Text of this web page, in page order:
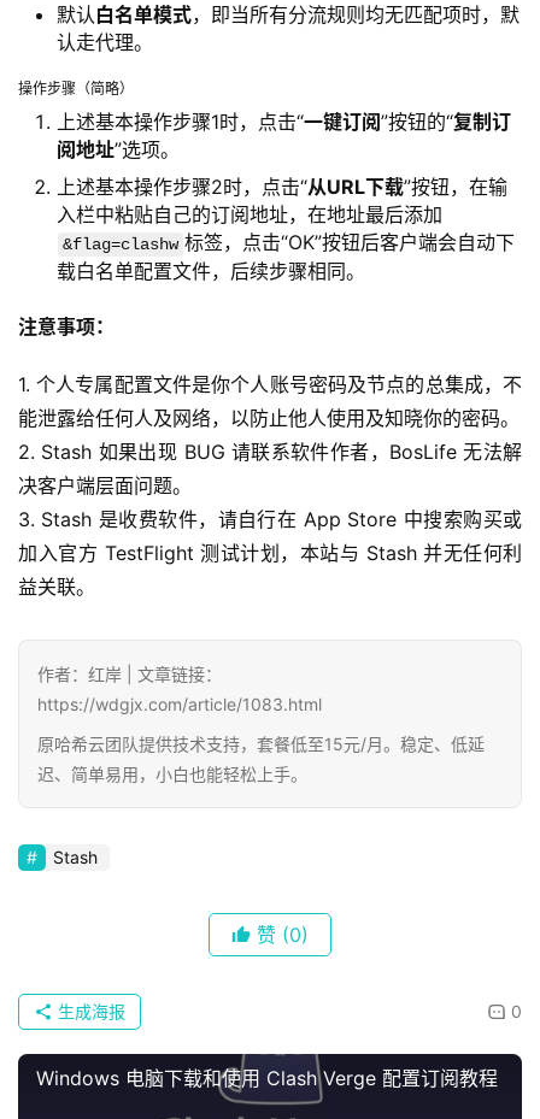
默认 白名单模式，即当所有分流规则均无匹配项时，默
认走代理。
操作步骤（简略）
上述基本操作步骤1时，点击“一键订阅”按钮的“复制订
阅地址”选项。
上述基本操作步骤2时，点击“从URL下载”按钮，在输
入栏中粘贴自己的订阅地址，在地址最后添加
&flag=clashw 标签，点击“OK”按钮后客户端会自动下
载白名单配置文件，后续步骤相同。
注意事项：
1. 个人专属配置文件是你个人账号密码及节点的总集成，不
能泄露给任何人及网络，以防止他人使用及知晓你的密码。
2. Stash 如果出现 BUG 请联系软件作者，BosLife 无法解
决客户端层面问题。
3. Stash 是收费软件，请自行在 App Store 中搜索购买或
加入官方 TestFlight 测试计划，本站与 Stash 并无任何利
益关联。
作者：红岸 | 文章链接：
https://wdgjx.com/article/1083.html
原哈希云团队提供技术支持，套餐低至15元/月。稳定、低延
迟、简单易用，小白也能轻松上手。
Stash
赞 (0)
0
生成海报
Windows 电脑下载和使用 Clash Verge 配置订阅教程